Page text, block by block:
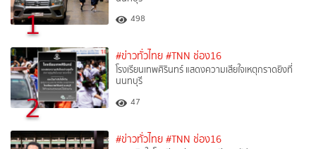
1 498
2
#ข่าวทั่วไทย #TNN ช่อง16
โรงเรียนเทพศิรินทร์ แสดงความเสียใจเหตุกราดยิงที่
นนทบุรี
47
#ข่าวทั่วไทย #TNN ช่อง16